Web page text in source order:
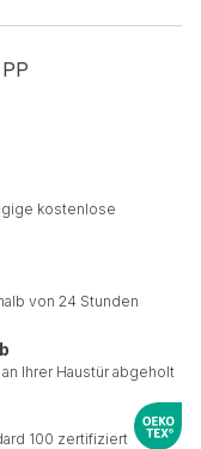
kostenlose
von 24 Stunden
Ihrer Haustür abgeholt
100 zertifiziert